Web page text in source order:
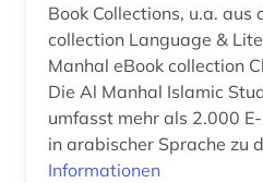
Book Collections, u.a. aus
collection Language &
Manhal eBook collection
Die Al Manhal Islamic
umfasst mehr als 2.000
in arabischer Sprache zu
Informationen